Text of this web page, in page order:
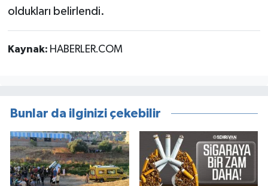
oldukları belirlendi.
Kaynak: HABERLER.COM
Bunlar da ilginizi çekebilir